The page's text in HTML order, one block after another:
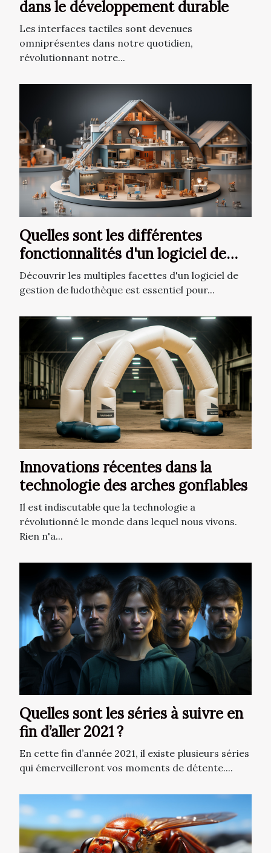
dans le développement durable
Les interfaces tactiles sont devenues
omniprésentes dans notre quotidien,
révolutionnant notre...
Quelles sont les différentes
fonctionnalités d'un logiciel de
gestion de ludothèque ?
Découvrir les multiples facettes d'un logiciel de
gestion de ludothèque est essentiel pour...
Innovations récentes dans la
technologie des arches gonflables
Il est indiscutable que la technologie a
révolutionné le monde dans lequel nous vivons.
Rien n'a...
Quelles sont les séries à suivre en
fin d’aller 2021 ?
En cette fin d’année 2021, il existe plusieurs séries
qui émerveilleront vos moments de détente....